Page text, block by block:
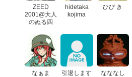
ZEED
2001@大人
のぬる四
hidetaka
kojima
ひび き
なぁま 引退します なななし